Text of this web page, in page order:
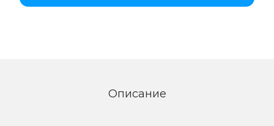
Описание